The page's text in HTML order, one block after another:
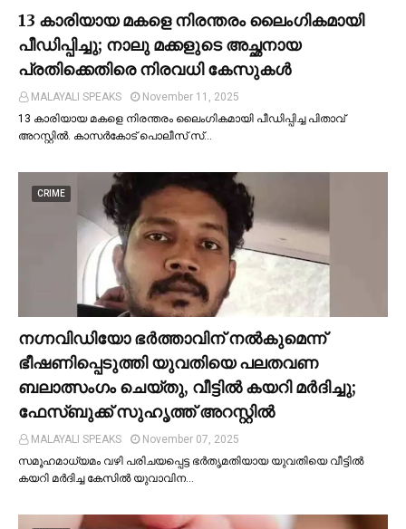
13 കാരിയായ മകളെ നിരന്തരം ലൈംഗികമായി
പീഡിപ്പിച്ചു; നാലു മക്കളുടെ അച്ഛനായ
പ്രതിക്കെതിരെ നിരവധി കേസുകള്‍
MALAYALI SPEAKS
November 11, 2025
13 കാരിയായ മകളെ നിരന്തരം ലൈംഗികമായി പീഡിപ്പിച്ച പിതാവ്
അറസ്റ്റില്‍. കാസർകോട് പൊലീസ് സ്…
CRIME
നഗ്നവിഡിയോ ഭര്‍ത്താവിന് നല്‍കുമെന്ന്
ഭീഷണിപ്പെടുത്തി യുവതിയെ പലതവണ
ബലാത്സംഗം ചെയ്തു, വീട്ടില്‍ കയറി മര്‍ദിച്ചു;
ഫേസ്ബുക്ക് സുഹൃത്ത് അറസ്റ്റില്‍
MALAYALI SPEAKS
November 07, 2025
സമൂഹമാധ്യമം വഴി പരിചയപ്പെട്ട ഭർതൃമതിയായ യുവതിയെ വീട്ടില്‍
കയറി മർദിച്ച കേസില്‍ യുവാവിന…